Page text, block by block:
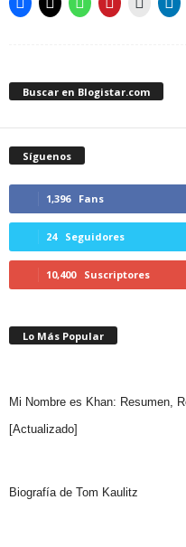
Buscar en Blogistar.com
Síguenos
1,396 Fans
24 Seguidores
10,400 Suscriptores
Lo Más Popular
Mi Nombre es Khan: Resumen,
[Actualizado]
Biografía de Tom Kaulitz